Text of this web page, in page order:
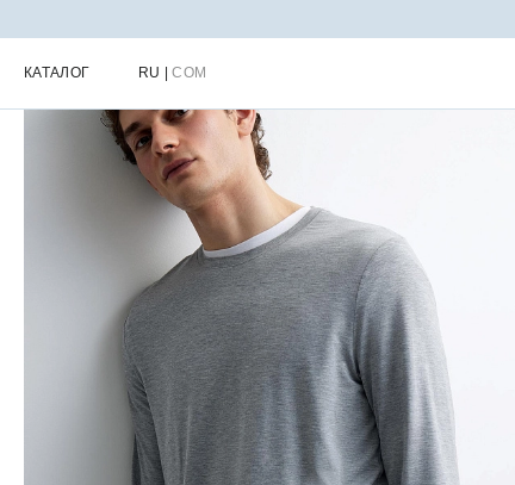
КАТАЛОГ RU |COM